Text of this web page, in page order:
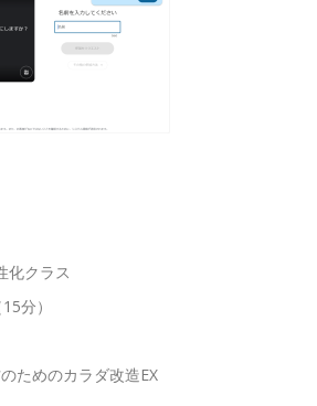
ビリ動画DVD
事 認知症予防・脳トレ関連記事
化クラス
分）
ためのカラダ改造EX